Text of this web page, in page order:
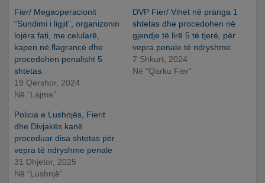
Fier/ Megaoperacionit
“Sundimi i ligjit”, organizonin
lojëra fati, me celularë,
kapen në flagrancë dhe
procedohen penalisht 5
shtetas.
19 Qershor, 2024
Në “Lajme”
DVP Fier/ Vihet në pranga 1
shtetas dhe procedohen në
gjendje të lirë 5 të tjerë, për
vepra penale të ndryshme.
7 Shkurt, 2024
Në “Qarku Fier”
Policia e Lushnjës, Fierit
dhe Divjakës kanë
proceduar disa shtetas për
vepra të ndryshme penale
31 Dhjetor, 2025
Në “Lushnjë”